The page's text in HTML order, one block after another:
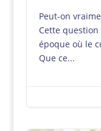
Peut-on
Cette
époque où le
Que ce...